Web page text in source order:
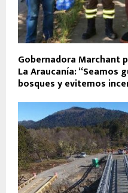
Gobernadora Marchant
La Araucanía: “Seamos
bosques y evitemos